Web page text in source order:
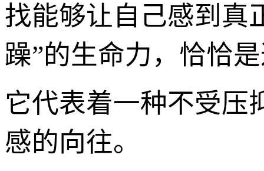
找能够让自己感到真
躁”的生命力，恰恰
它代表着一种不受压
感的向往。